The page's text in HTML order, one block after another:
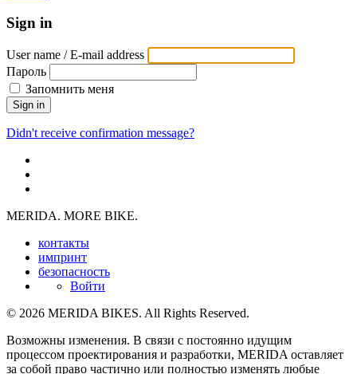
Sign in
User name / E-mail address
Пароль
Запомнить меня
Sign in
Didn't receive confirmation message?
MERIDA. MORE BIKE.
контакты
импринт
безопасность
Войти
© 2026 MERIDA BIKES. All Rights Reserved.
Возможны изменения. В связи с постоянно идущим
процессом проектирования и разработки, MERIDA оставляет
за собой право частично или полностью изменять любые